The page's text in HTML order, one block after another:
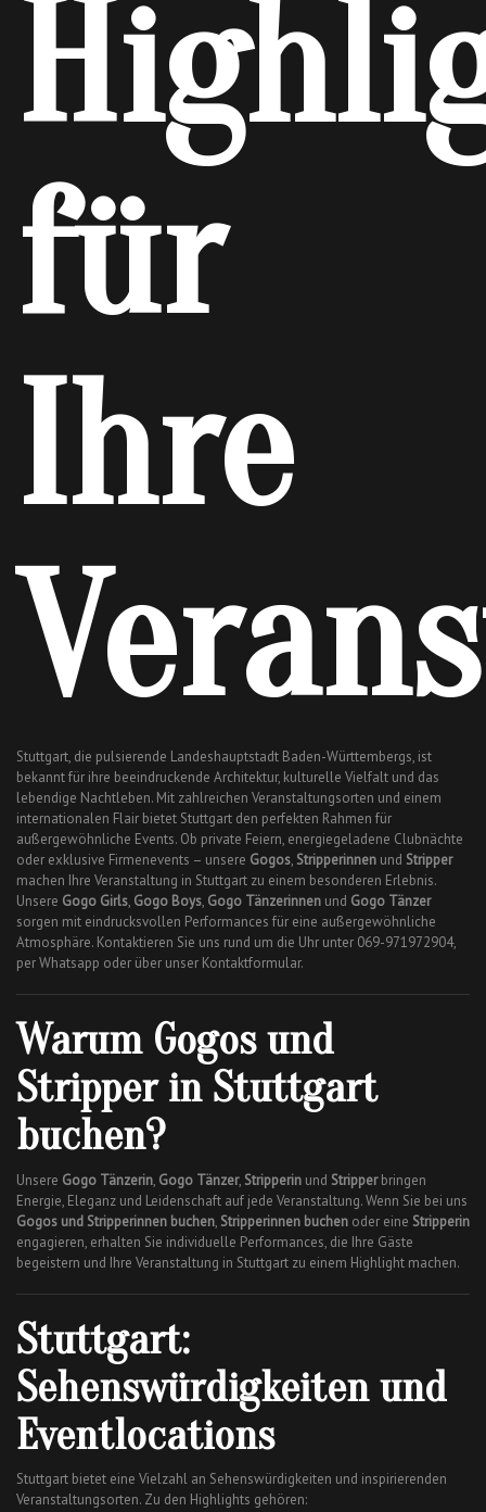
für
Ihre
Stuttgart, die pulsierende Landeshauptstadt Baden-Württembergs, ist
bekannt für ihre beeindruckende Architektur, kulturelle Vielfalt und das
lebendige Nachtleben. Mit zahlreichen Veranstaltungsorten und einem
internationalen Flair bietet Stuttgart den perfekten Rahmen für
außergewöhnliche Events. Ob private Feiern, energiegeladene Clubnächte
oder exklusive Firmenevents – unsere Gogos, Stripperinnen und Stripper
machen Ihre Veranstaltung in Stuttgart zu einem besonderen Erlebnis.
Unsere Gogo Girls, Gogo Boys, Gogo Tänzerinnen und Gogo Tänzer
sorgen mit eindrucksvollen Performances für eine außergewöhnliche
Atmosphäre. Kontaktieren Sie uns rund um die Uhr unter 069-971972904,
per Whatsapp oder über unser Kontaktformular.
Warum Gogos und
Stripper in Stuttgart
buchen?
Unsere Gogo Tänzerin, Gogo Tänzer, Stripperin und Stripperbringen
Energie, Eleganz und Leidenschaft auf jede Veranstaltung. Wenn Sie bei uns
Gogos und Stripperinnen buchen, Stripperinnen buchen oder eine Stripperin
engagieren, erhalten Sie individuelle Performances, die Ihre Gäste
begeistern und Ihre Veranstaltung in Stuttgart zu einem Highlight machen.
Stuttgart:
Sehenswürdigkeiten und
Eventlocations
Stuttgart bietet eine Vielzahl an Sehenswürdigkeiten und inspirierenden
Veranstaltungsorten. Zu den Highlights gehören: